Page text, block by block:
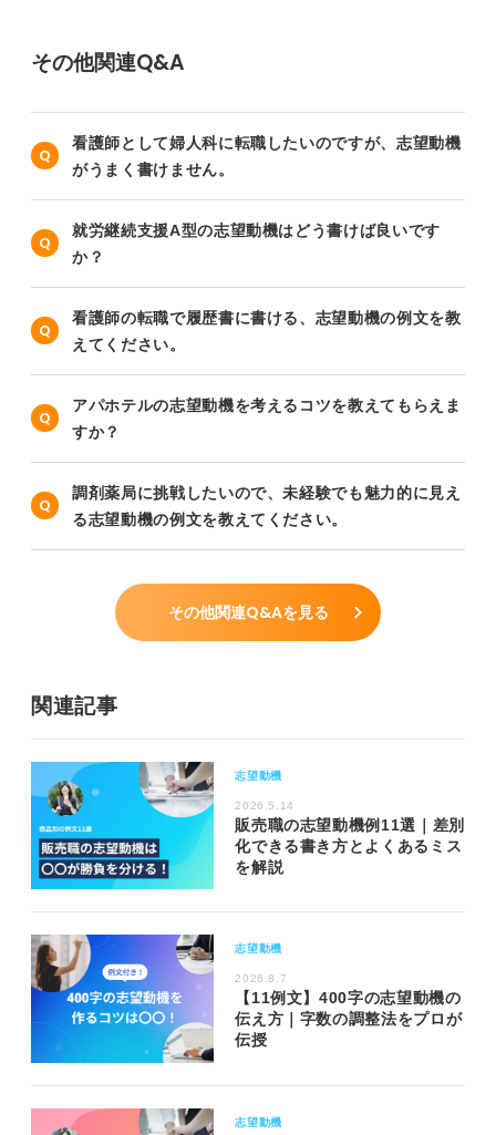
その他関連Q&A
看護師として婦人科に転職したいのですが、志望動機
がうまく書けません。
就労継続支援A型の志望動機はどう書けば良いです
か？
看護師の転職で履歴書に書ける、志望動機の例文を教
えてください。
アパホテルの志望動機を考えるコツを教えてもらえま
すか？
調剤薬局に挑戦したいので、未経験でも魅力的に見え
る志望動機の例文を教えてください。
その他関連Q&Aを見る
関連記事
志望動機
2026.5.14
販売職の志望動機例11選｜差別
化できる書き方とよくあるミス
を解説
志望動機
2026.8.7
【11例文】400字の志望動機の
伝え方｜字数の調整法をプロが
伝授
志望動機